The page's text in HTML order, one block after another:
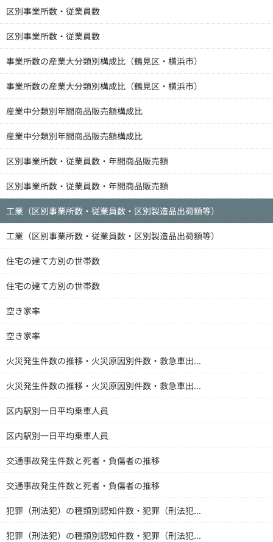
区別事業所数・従業員数
区別事業所数・従業員数
事業所数の産業大分類別構成比（鶴見区・横浜市）
事業所数の産業大分類別構成比（鶴見区・横浜市）
産業中分類別年間商品販売額構成比
産業中分類別年間商品販売額構成比
区別事業所数・従業員数・年間商品販売額
区別事業所数・従業員数・年間商品販売額
工業（区別事業所数・従業員数・区別製造品出荷額等）
工業（区別事業所数・従業員数・区別製造品出荷額等）
住宅の建て方別の世帯数
住宅の建て方別の世帯数
空き家率
空き家率
火災発生件数の推移・火災原因別件数・救急車出...
火災発生件数の推移・火災原因別件数・救急車出...
区内駅別一日平均乗車人員
区内駅別一日平均乗車人員
交通事故発生件数と死者・負傷者の推移
交通事故発生件数と死者・負傷者の推移
犯罪（刑法犯）の種類別認知件数・犯罪（刑法犯...
犯罪（刑法犯）の種類別認知件数・犯罪（刑法犯...